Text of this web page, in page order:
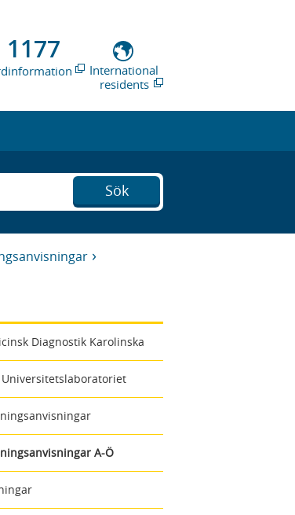
1177
International
residents
Sök
Diagnostik Karolinska
A-Ö